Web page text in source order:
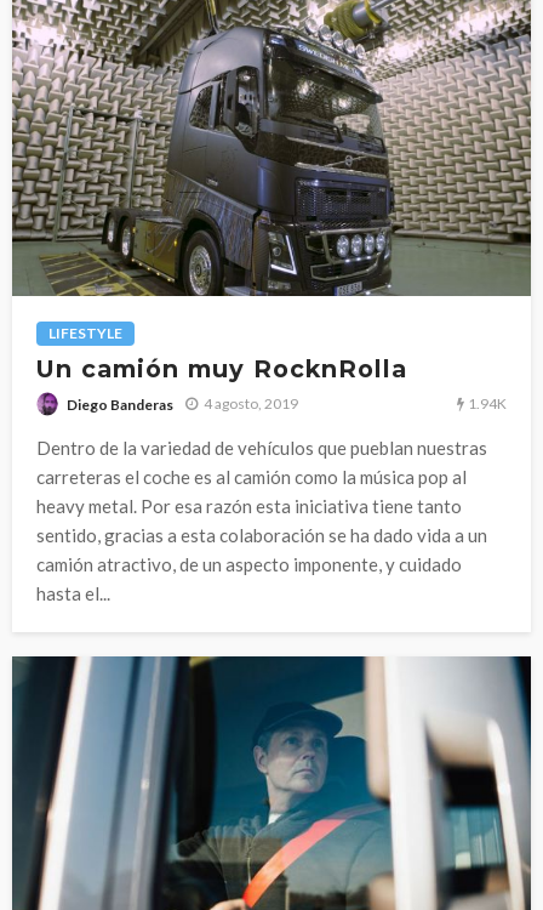
LIFESTYLE
Un camión muy RocknRolla
Diego Banderas 4 agosto, 2019 1.94K
Dentro de la variedad de vehículos que pueblan nuestras
carreteras el coche es al camión como la música pop al
heavy metal. Por esa razón esta iniciativa tiene tanto
sentido, gracias a esta colaboración se ha dado vida a un
camión atractivo, de un aspecto imponente, y cuidado
hasta el...